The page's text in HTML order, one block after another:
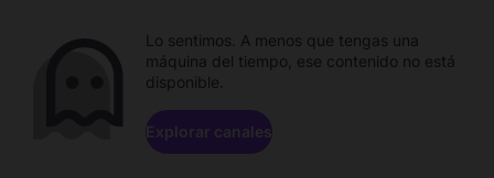
Lo sentimos. A menos que tengas una
máquina del tiempo, ese contenido no está
disponible.
Explorar canales